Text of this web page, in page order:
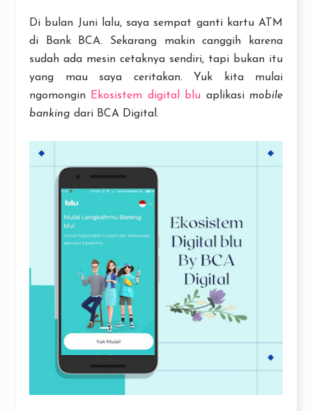
Di bulan Juni lalu, saya sempat ganti kartu ATM
di Bank BCA. Sekarang makin canggih karena
sudah ada mesin cetaknya sendiri, tapi bukan itu
yang mau saya ceritakan. Yuk kita mulai
ngomongin
Ekosistem digital blu aplikasi mobile
banking dari BCA Digital.